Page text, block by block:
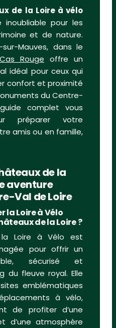
de la Loire à vélo
inoubliable pour les
et de nature.
Mauves, dans le
Rouge offre un
idéal pour ceux qui
confort et proximité
du Centre-
complet vous
préparer votre
amis ou en famille,
de la
aventure
Val de Loire
la Loire à Vélo
de la Loire ?
Loire à Vélo est
pour offrir un
sécurisé et
du fleuve royal. Elle
emblématiques
à vélo,
de profiter d’une
d’une atmosphère